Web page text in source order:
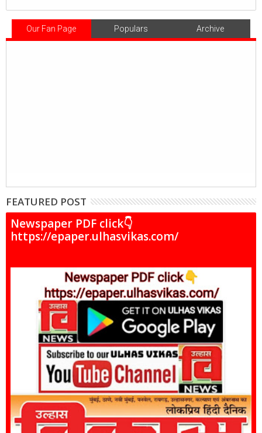
Our Fan Page Populars Archive
FEATURED POST
Newspaper PDF click👇
https://epaper.ulhasvikas.com/